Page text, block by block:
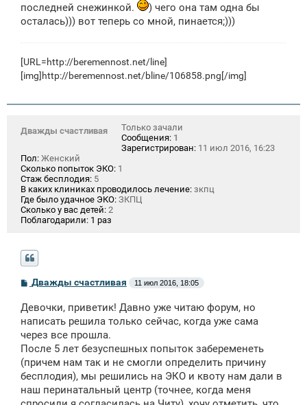
последней снежинкой.
) чего она там одна бы
осталась))) вот теперь со мной, пинается;)))
[URL=http://beremennost.net/line]
[img]http://beremennost.net/bline/106858.png[/img]
Дважды счастливая
Только зачали
Сообщения: 1
Зарегистрирован: 11 июл 2016, 16:23
Пол: Женский
Сколько попыток ЭКО: 1
Стаж бесплодия: 5
В каких клиниках проводилось лечение: зкпц
Где было удачное ЭКО: ЗКПЦ
Сколько у вас детей: 2
Поблагодарили: 1 раз
С
б
щ
н
и
Дважды счастливая 11 июл 2016, 18:05
Девочки, приветик! Давно уже читаю форум, но
написать решила только сейчас, когда уже сама
через все прошла.
После 5 лет безуспешных попыток забеременеть
(причем нам так и не смогли определить причину
бесплодия), мы решились на ЭКО и квоту нам дали в
наш перинатальный центр (точнее, когда меня